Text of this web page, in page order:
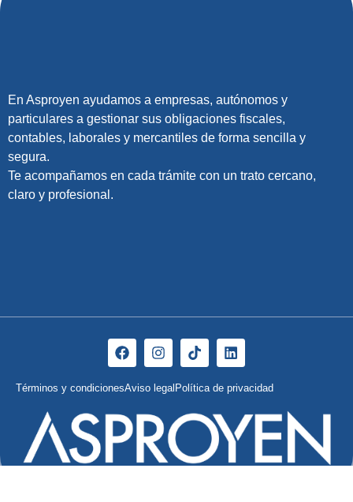
En Asproyen ayudamos a empresas, autónomos y
particulares a gestionar sus obligaciones fiscales,
contables, laborales y mercantiles de forma sencilla y
segura.
Te acompañamos en cada trámite con un trato cercano,
claro y profesional.
Términos y condicionesAviso legalPolítica de privacidad